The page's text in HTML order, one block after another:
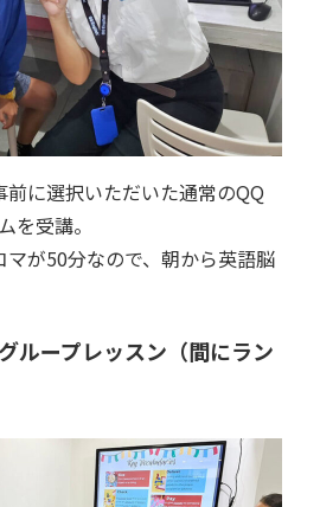
に選択いただいた通常のQQ
を受講。
が50分なので、朝から英語脳
ループレッスン（間にラン